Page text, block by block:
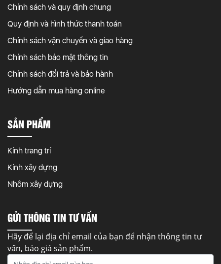
Chính sách và quy định chung
Quy định và hình thức thanh toán
Chính sách vận chuyển và giao hàng
Chính sách bảo mật thông tin
Chính sách đổi trả và bảo hành
Hướng dẫn mua hàng online
SẢN PHẨM
Kính trang trí
Kính xây dựng
Nhôm xây dựng
GỬI THÔNG TIN TƯ VẤN
Hãy để lại địa chỉ email của bạn để nhận thông tin tư
vấn, báo giá sản phẩm.